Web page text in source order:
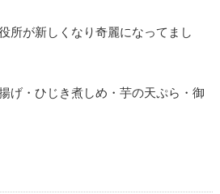
所が新しくなり奇麗になってまし
げ・ひじき煮しめ・芋の天ぷら・御